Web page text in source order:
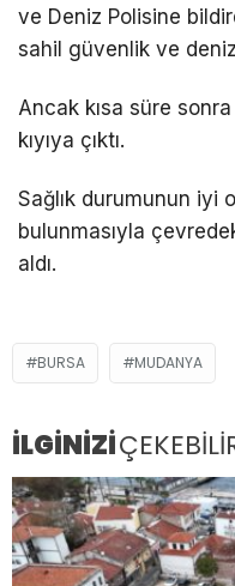
ve Deniz Polisine
sahil güvenlik ve
Ancak kısa süre
kıyıya çıktı.
Sağlık durumunun iyi
bulunmasıyla
aldı.
BURSA MUDANYA
İLGİNİZİ